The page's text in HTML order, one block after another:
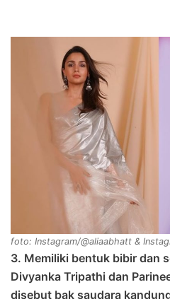
foto: Instagram/@aliaabhatt &
3. Memiliki bentuk bibir dan
Divyanka Tripathi dan
disebut bak saudara